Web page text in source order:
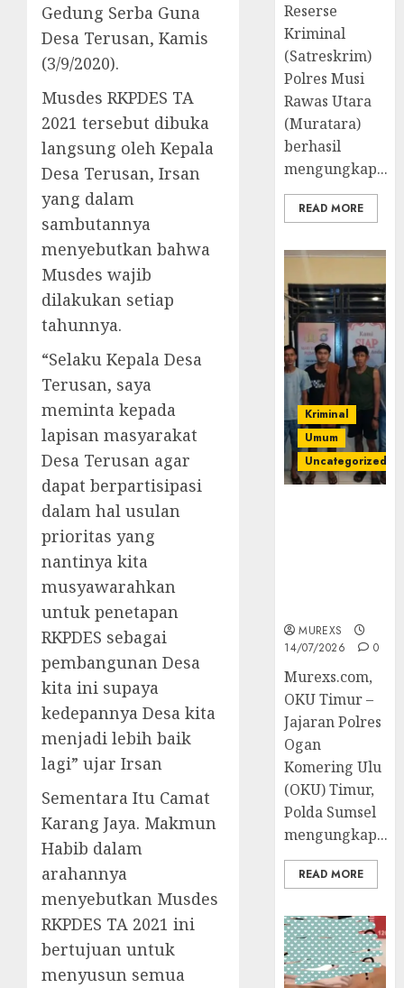
Gedung Serba Guna
Desa Terusan, Kamis
(3/9/2020).
Musdes RKPDES TA
2021 tersebut dibuka
langsung oleh Kepala
Desa Terusan, Irsan
yang dalam
sambutannya
menyebutkan bahwa
Musdes wajib
dilakukan setiap
tahunnya.
“Selaku Kepala Desa
Terusan, saya
meminta kepada
lapisan masyarakat
Desa Terusan agar
dapat berpartisipasi
dalam hal usulan
prioritas yang
nantinya kita
musyawarahkan
untuk penetapan
RKPDES sebagai
pembangunan Desa
kita ini supaya
kedepannya Desa kita
menjadi lebih baik
lagi” ujar Irsan
Sementara Itu Camat
Karang Jaya. Makmun
Habib dalam
arahannya
menyebutkan Musdes
RKPDES TA 2021 ini
bertujuan untuk
menyusun semua
Reserse
Kriminal
(Satreskrim)
Polres Musi
Rawas Utara
(Muratara)
berhasil
mengungkap...
READ MORE
Kriminal
Umum
Uncategorized
MUREXS
14/07/2026
0
Murexs.com,
OKU Timur –
Jajaran Polres
Ogan
Komering Ulu
(OKU) Timur,
Polda Sumsel
mengungkap...
READ MORE